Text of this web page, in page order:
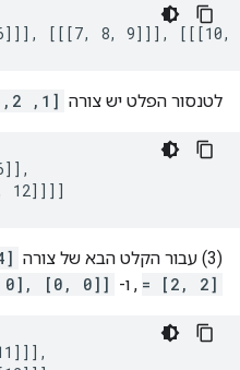
[[[7, 8, 9]]], [[[10,
לטנסור הפלט יש צורה [1, 2, 2, 3]
12]]]]
(3) עבור הקלט הבא של צורה [4, 2, 2, 1]
= [2, 2] , ו- 0], [0, 0]]